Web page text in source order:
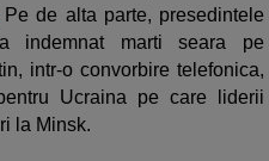
Pe de alta parte, presedintele
indemnat marti seara pe
intr-o convorbire telefonica,
Ucraina pe care liderii
la Minsk.